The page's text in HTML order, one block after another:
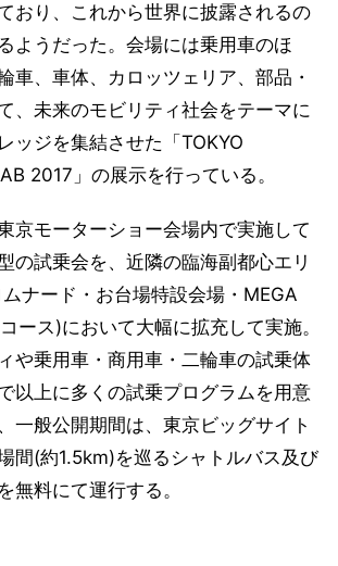
おり、これから世界に披露されるの
ようだった。会場には乗用車のほ
車、車体、カロッツェリア、部品・
、未来のモビリティ社会をテーマに
ッジを集結させた「TOKYO
2017」の展示を行っている。
京モーターショー会場内で実施して
の試乗会を、近隣の臨海副都心エリ
ナード・お台場特設会場・MEGA
ース)において大幅に拡充して実施。
や乗用車・商用車・二輪車の試乗体
以上に多くの試乗プログラムを用意
一般公開期間は、東京ビッグサイト
間(約1.5km)を巡るシャトルバス及び
無料にて運行する。